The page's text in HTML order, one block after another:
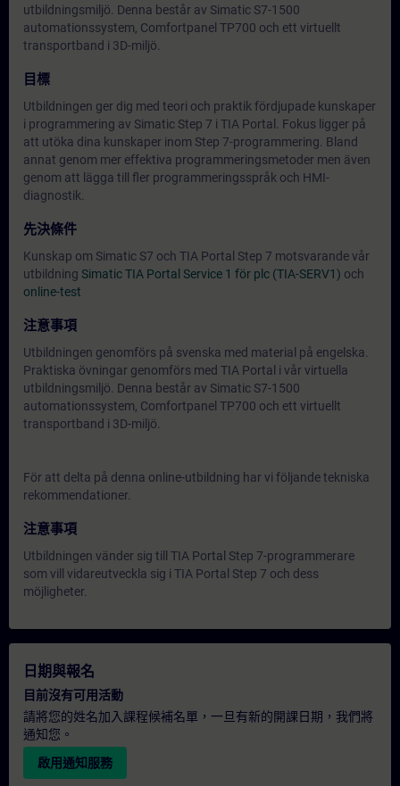
utbildningsmiljö. Denna består av Simatic S7-1500
automationssystem, Comfortpanel TP700 och ett virtuellt
transportband i 3D-miljö.
目標
Utbildningen ger dig med teori och praktik fördjupade kunskaper
i programmering av Simatic Step 7 i TIA Portal. Fokus ligger på
att utöka dina kunskaper inom Step 7-programmering. Bland
annat genom mer effektiva programmeringsmetoder men även
genom att lägga till fler programmeringsspråk och HMI-
diagnostik.
先決條件
Kunskap om Simatic S7 och TIA Portal Step 7 motsvarande vår
utbildning Simatic TIA Portal Service 1 för plc (TIA-SERV1) och
online-test
注意事項
Utbildningen genomförs på svenska med material på engelska.
Praktiska övningar genomförs med TIA Portal i vår virtuella
utbildningsmiljö. Denna består av Simatic S7-1500
automationssystem, Comfortpanel TP700 och ett virtuellt
transportband i 3D-miljö.
För att delta på denna online-utbildning har vi följandetekniska
rekommendationer.
注意事項
Utbildningen vänder sig till TIA Portal Step 7-programmerare
som vill vidareutveckla sig i TIA Portal Step 7 och dess
möjligheter.
日期與報名
目前沒有可用活動
請將您的姓名加入課程候補名單，一旦有新的開課日期，我們將
通知您。
啟用通知服務